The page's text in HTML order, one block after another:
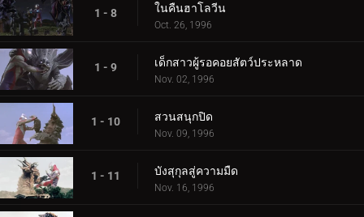
1 - 8 ในคืนฮาโลวีน
Oct. 26, 1996
1 - 9 เด็กสาวผู้รอคอยสัตว์ประหลาด
Nov. 02, 1996
1 - 10 สวนสนุกปิด
Nov. 09, 1996
1 - 11 บังสุกุลสู่ความมืด
Nov. 16, 1996